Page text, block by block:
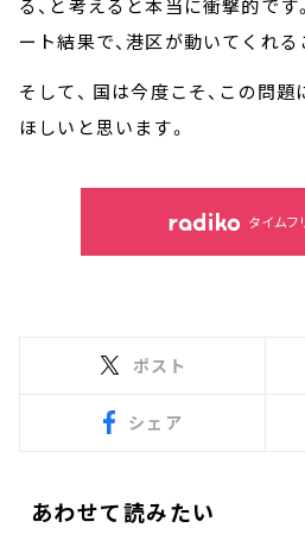
る、と考えると本当に衝撃的です
ート結果で、港区が動いてくれる
そして、 国は今度こそ、この問
ほしいと思います。
タイムフ
ポスト
シェア
あわせて読みたい